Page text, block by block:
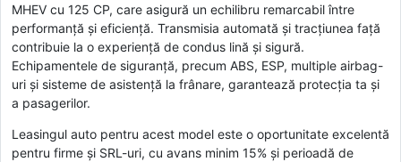
MHEV cu 125 CP, care asigură un echilibru remarcabil între
performanță și eficiență. Transmisia automată și tracțiunea față
contribuie la o experiență de condus lină și sigură.
Echipamentele de siguranță, precum ABS, ESP, multiple airbag-
uri și sisteme de asistență la frânare, garantează protecția ta și
a pasagerilor.
Leasingul auto pentru acest model este o oportunitate excelentă
pentru firme și SRL-uri, cu avans minim 15% și perioadă de